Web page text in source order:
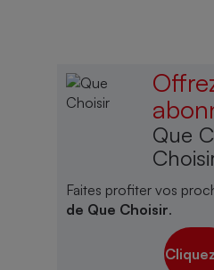
Que
Faites profiter vos
de Que Choisir.